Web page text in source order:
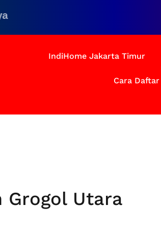
IndiHome Jakarta Timur
Cara
Grogol Utara